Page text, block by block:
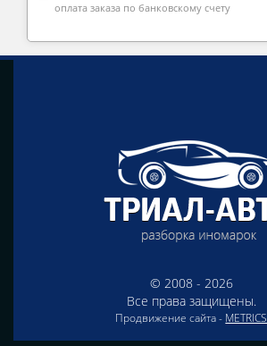
оплата заказа по банковскому счету
© 2008 - 2026
Все права защищены.
Продвижение сайта - METRICS